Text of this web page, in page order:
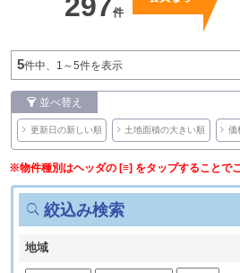
件
5件中、1～5件を表示
並べ替え
更新日の新しい順 土地面積の大きい順 価
※物件種別はヘッダの [≡] をタップすることで
絞込み検索
地域